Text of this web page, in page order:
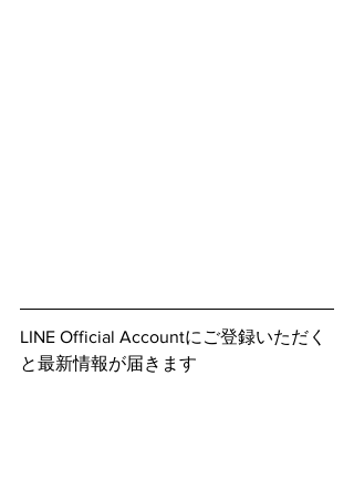
LINE Official Accountにご登録いただく
と最新情報が届きます